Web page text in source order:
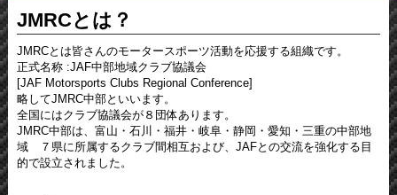
JMRC
JMRCとは？
JMRCとは皆さんのモータースポーツ活動を応援する組織です。
正式名称 :JAF中部地域クラブ協議会
[JAF Motorsports Clubs Regional Conference]
略してJMRC中部といいます。
全国にはクラブ協議会が８団体あります。
JMRC中部は、富山・石川・福井・岐阜・静岡・愛知・三重の中部地
域 ７県に所属するクラブ間相互および、JAFとの交流を強化する目
的で設立されました。